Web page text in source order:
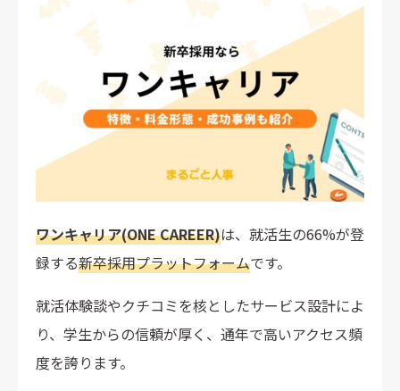
ワンキャリア(ONE CAREER)は、就活生の66%が登
録する新卒採用プラットフォームです。
就活体験談やクチコミを核としたサービス設計によ
り、学生からの信頼が厚く、通年で高いアクセス頻
度を誇ります。